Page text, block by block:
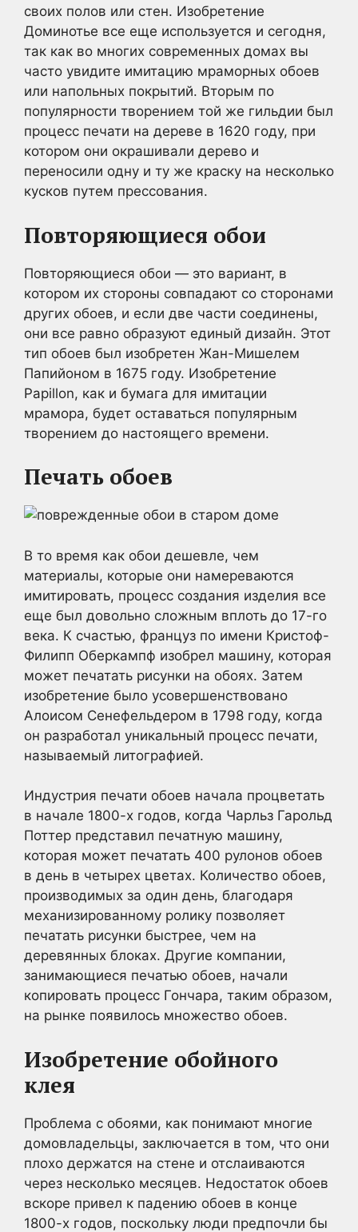
своих полов или стен. Изобретение
Доминотье все еще используется и сегодня,
так как во многих современных домах вы
часто увидите имитацию мраморных обоев
или напольных покрытий. Вторым по
популярности творением той же гильдии был
процесс печати на дереве в 1620 году, при
котором они окрашивали дерево и
переносили одну и ту же краску на несколько
кусков путем прессования.
Повторяющиеся обои
Повторяющиеся обои — это вариант, в
котором их стороны совпадают со сторонами
других обоев, и если две части соединены,
они все равно образуют единый дизайн. Этот
тип обоев был изобретен Жан-Мишелем
Папийоном в 1675 году. Изобретение
Papillon, как и бумага для имитации
мрамора, будет оставаться популярным
творением до настоящего времени.
Печать обоев
В то время как обои дешевле, чем
материалы, которые они намереваются
имитировать, процесс создания изделия все
еще был довольно сложным вплоть до 17-го
века. К счастью, француз по имени Кристоф-
Филипп Оберкампф изобрел машину, которая
может печатать рисунки на обоях. Затем
изобретение было усовершенствовано
Алоисом Сенефельдером в 1798 году, когда
он разработал уникальный процесс печати,
называемый литографией.
Индустрия печати обоев начала процветать
в начале 1800-х годов, когда Чарльз Гарольд
Поттер представил печатную машину,
которая может печатать 400 рулонов обоев
в день в четырех цветах. Количество обоев,
производимых за один день, благодаря
механизированному ролику позволяет
печатать рисунки быстрее, чем на
деревянных блоках. Другие компании,
занимающиеся печатью обоев, начали
копировать процесс Гончара, таким образом,
на рынке появилось множество обоев.
Изобретение обойного
клея
Проблема с обоями, как понимают многие
домовладельцы, заключается в том, что они
плохо держатся на стене и отслаиваются
через несколько месяцев. Недостаток обоев
вскоре привел к падению обоев в конце
1800-х годов, поскольку люди предпочли бы